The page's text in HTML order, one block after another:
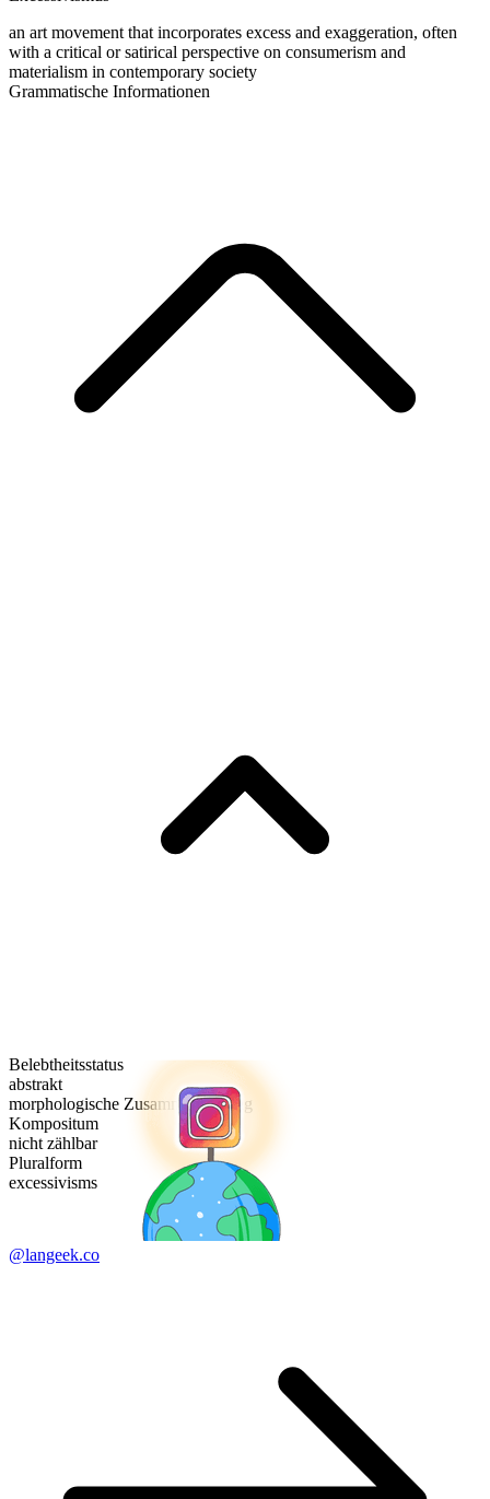
an art movement that incorporates excess and exaggeration, often
with a critical or satirical perspective on consumerism and
materialism in contemporary society
Grammatische Informationen
Belebtheitsstatus
abstrakt
morphologische Zusammensetzung
Kompositum
nicht zählbar
Pluralform
excessivisms
@langeek.co